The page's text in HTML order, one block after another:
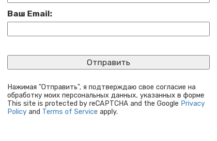
Ваш Email:
Нажимая "Отправить", я подтверждаю свое согласие на
обработку моих персональных данных, указанных в форме
This site is protected by reCAPTCHA and the Google Privacy
Policy and Terms of Service apply.